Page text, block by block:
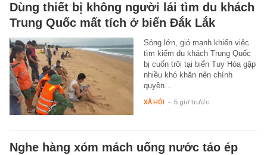
Dùng thiết bị không người lái tìm du khách
Trung Quốc mất tích ở biển Đắk Lắk
Sóng lớn, gió mạnh khiến việc
tìm kiếm du khách Trung Quốc
bị cuốn trôi tại biển Tuy Hòa gặp
nhiều khó khăn nên chính
quyền…
XÃ HỘI - 5 giờ trước
Nghe hàng xóm mách uống nước táo ép